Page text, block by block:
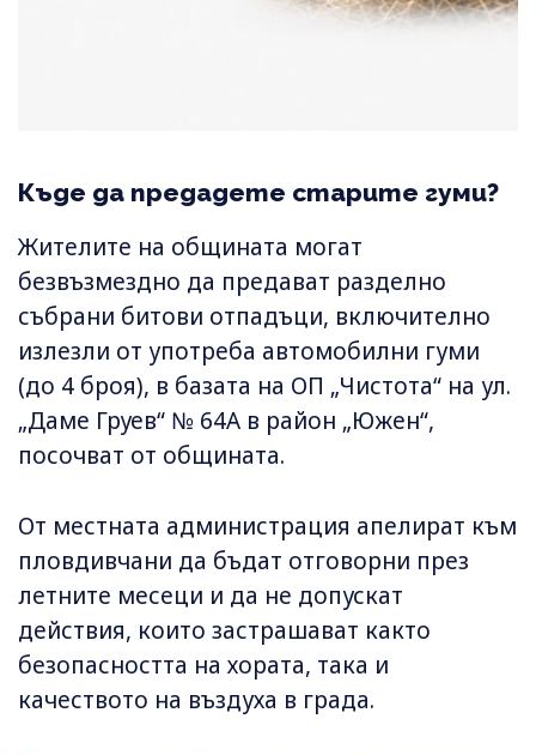
Къде да предадете старите гуми?
Жителите на общината могат
безвъзмездно да предават разделно
събрани битови отпадъци, включително
излезли от употреба автомобилни гуми
(до 4 броя), в базата на ОП „Чистота“ на ул.
„Даме Груев“ № 64А в район „Южен“,
посочват от общината.
От местната администрация апелират към
пловдивчани да бъдат отговорни през
летните месеци и да не допускат
действия, които застрашават както
безопасността на хората, така и
качеството на въздуха в града.